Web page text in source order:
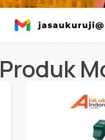
Produk